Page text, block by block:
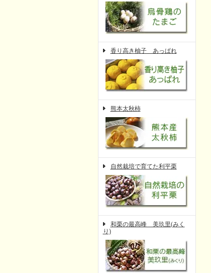
香り高き柚子 あっぱれ
熊本太秋柿
自然栽培で育てた利平栗
和栗の最高峰 美玖里(みく
り)